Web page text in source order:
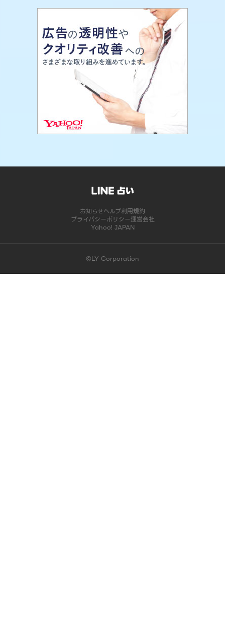
お知らせヘルプ利用規約
プライバシーポリシー運営会社
Yahoo! JAPAN
©LY Corporation
このコンテンツは掲載が終了しました | LINE占い